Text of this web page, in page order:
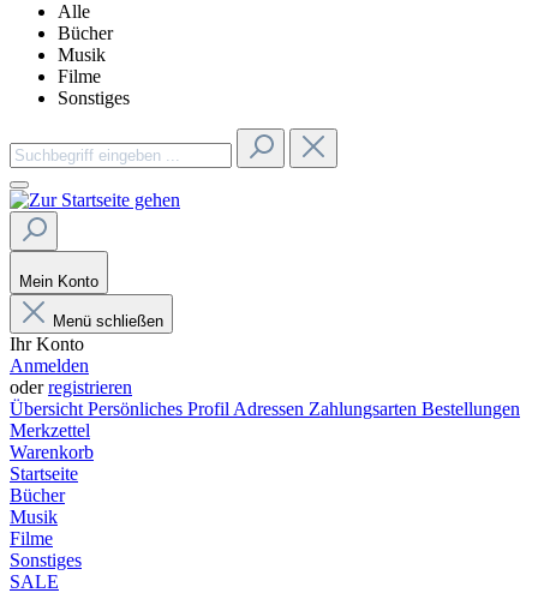
Alle
Bücher
Musik
Filme
Sonstiges
Mein Konto
Menü schließen
Ihr Konto
Anmelden
oderregistrieren
Übersicht Persönliches Profil Adressen Zahlungsarten Bestellungen
Merkzettel
Warenkorb
Startseite
Bücher
Musik
Filme
Sonstiges
SALE